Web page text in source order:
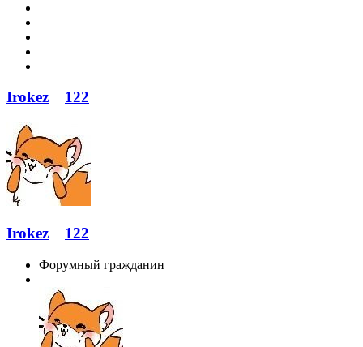
Irokez 122
Irokez 122
Форумный гражданин